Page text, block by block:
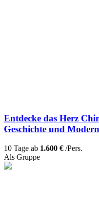
Entdecke das Herz
Geschichte und
10 Tage ab 1.600 € /Pers.
Als Gruppe